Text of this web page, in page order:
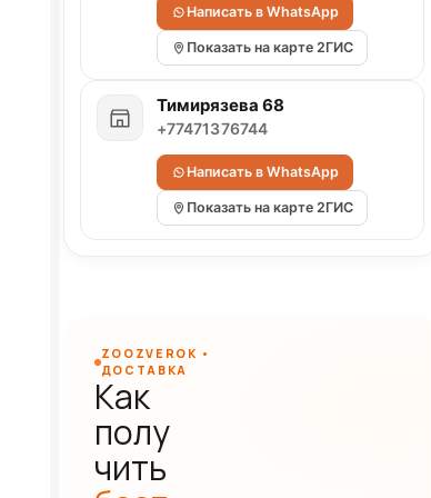
Написать в WhatsApp
Показать на карте 2ГИС
Тимирязева 68
+77471376744
Написать в WhatsApp
Показать на карте 2ГИС
ZOOZVEROK •
ДОСТАВКА
Как
полу
чить